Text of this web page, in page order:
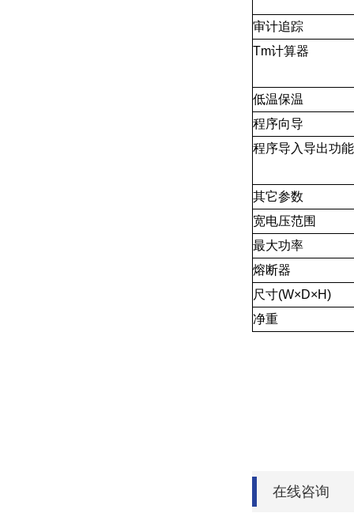
审计追踪
Tm计算器
低温保温
程序向导
程序导入导出功能
其它参数
宽电压范围
最大功率
熔断器
尺寸(W×D×H)
净重
在线咨询